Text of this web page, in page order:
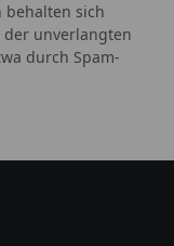
behalten sich
unverlangten
durch Spam-